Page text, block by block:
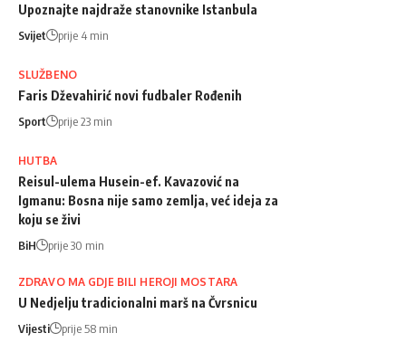
Upoznajte najdraže stanovnike Istanbula
Svijet prije 4 min
SLUŽBENO
Faris Dževahirić novi fudbaler Rođenih
Sport prije 23 min
HUTBA
Reisul-ulema Husein-ef. Kavazović na
Igmanu: Bosna nije samo zemlja, već ideja za
koju se živi
BiH prije 30 min
ZDRAVO MA GDJE BILI HEROJI MOSTARA
U Nedjelju tradicionalni marš na Čvrsnicu
Vijesti prije 58 min